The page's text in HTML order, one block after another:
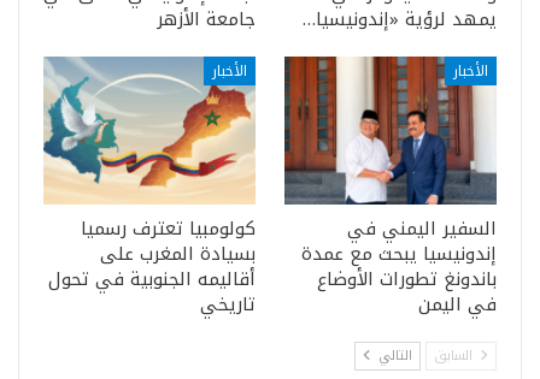
يمهد لرؤية «إندونيسيا… جامعة الأزهر
الأخبار
السفير اليمني في
إندونيسيا يبحث مع عمدة
باندونغ تطورات الأوضاع
في اليمن
الأخبار
كولومبيا تعترف رسميا
بسيادة المغرب على
أقاليمه الجنوبية في تحول
تاريخي
السابق التالي